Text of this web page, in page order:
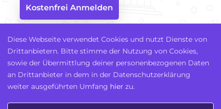
Kostenfrei Anmelden
Mehr erfahren
Diese Webseite verwendet Cookies und nutzt Dienste von
Drittanbietern. Bitte stimme der Nutzung von Cookies,
sowie der Übermittlung deiner personenbezogenen Daten
an Drittanbieter in dem in der Datenschutzerklärung
weiter ausgeführten Umfang hier zu.